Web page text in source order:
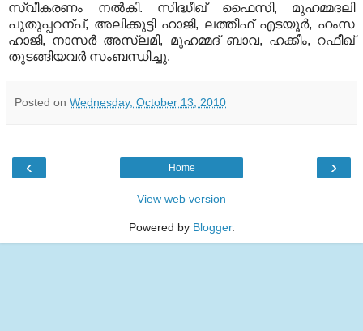
സ്വീകരണം നല്‍കി. സിദ്ധീഖ് ഫൈസി, മുഹമ്മദലി
പുതുപ്പറന്പ്, അലിക്കുട്ടി ഹാജി, ലത്തീഫ് എടയൂര്‍, ഹംസ
ഹാജി, നാസര്‍ അസ്‍ലമി, മുഹമ്മദ് ബാവ, ഹക്കീം, റഫീഖ്
തുടങ്ങിയവര്‍ സംബന്ധിച്ചു.
Posted on Wednesday, October 13, 2010
‹ ›
Home
View web version
Powered by Blogger.